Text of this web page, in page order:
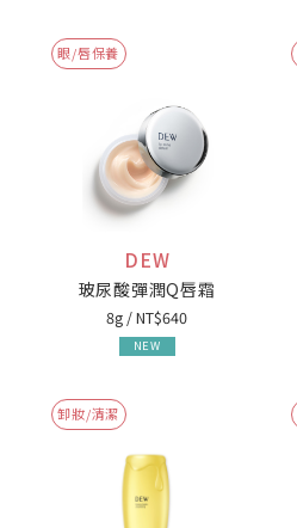
眼/唇保養
DEW
玻尿酸彈潤Q唇霜
8g / NT$640
NEW
卸妝/清潔